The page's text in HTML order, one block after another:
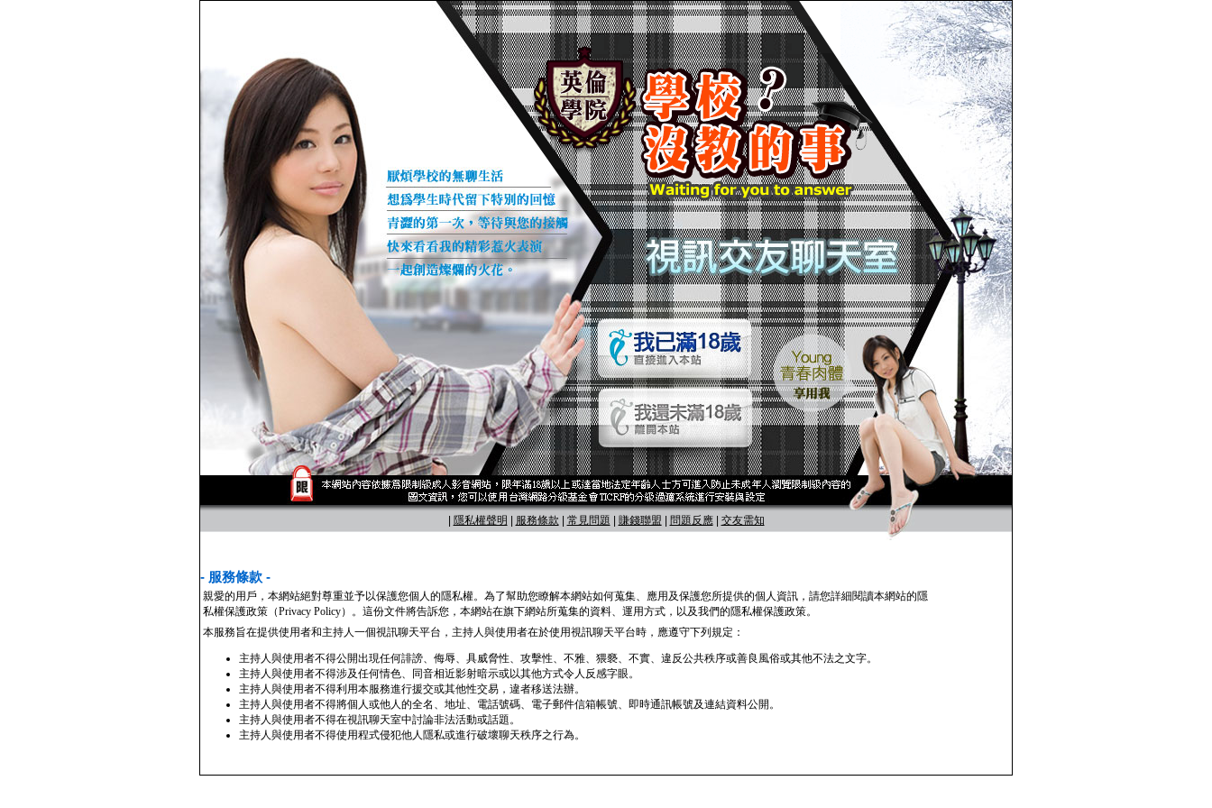
隱私權聲明 服務條款 常見問題 賺錢聯盟 問題反應| 交友需知
- 服務條款 -
親愛的用戶，本網站絕對尊重並予以保護您個人的隱私權。為了幫助您瞭解本網站如何蒐集、應用及保護您所提供的個人資訊，請您詳細閱讀本網站的隱
私權保護政策（Privacy Policy）。這份文件將告訴您，本網站在旗下網站所蒐集的資料、運用方式，以及我們的隱私權保護政策。
本服務旨在提供使用者和主持人一個視訊聊天平台，主持人與使用者在於使用視訊聊天平台時，應遵守下列規定：
主持人與使用者不得公開出現任何誹謗、侮辱、具威脅性、攻擊性、不雅、猥褻、不實、違反公共秩序或善良風俗或其他不法之文字。
主持人與使用者不得涉及任何情色、同音相近影射暗示或以其他方式令人反感字眼。
主持人與使用者不得利用本服務進行援交或其他性交易，違者移送法辦。
主持人與使用者不得將個人或他人的全名、地址、電話號碼、電子郵件信箱帳號、即時通訊帳號及連結資料公開。
主持人與使用者不得在視訊聊天室中討論非法活動或話題。
主持人與使用者不得使用程式侵犯他人隱私或進行破壞聊天秩序之行為。